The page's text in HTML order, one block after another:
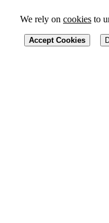
We rely on cookies to
Accept Cookies